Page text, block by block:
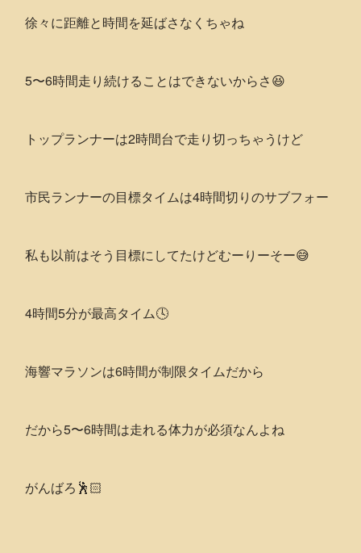
徐々に距離と時間を延ばさなくちゃね
5〜6時間走り続けることはできないからさ😆
トップランナーは2時間台で走り切っちゃうけど
市民ランナーの目標タイムは4時間切りのサブフォー
私も以前はそう目標にしてたけどむーりーそー😅
4時間5分が最高タイム🕓
海響マラソンは6時間が制限タイムだから
だから5〜6時間は走れる体力が必須なんよね
がんばろ🕺🏻